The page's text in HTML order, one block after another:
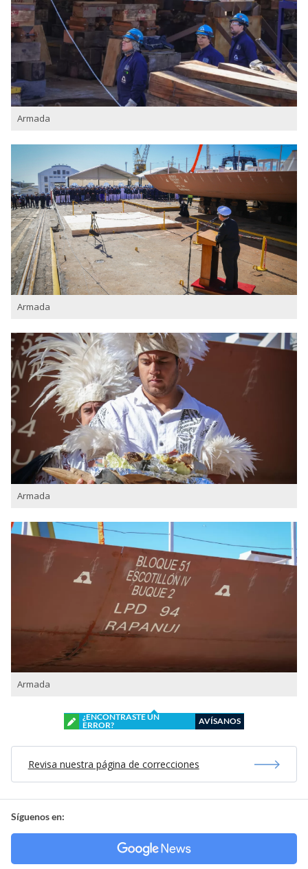
Armada
Armada
Armada
Armada
¿ENCONTRASTE UN
ERROR?
AVÍSANOS
Revisa nuestra página de correcciones
Síguenos en: